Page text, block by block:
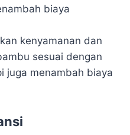
biaya
kenyamanan dan
sesuai dengan
juga menambah biaya